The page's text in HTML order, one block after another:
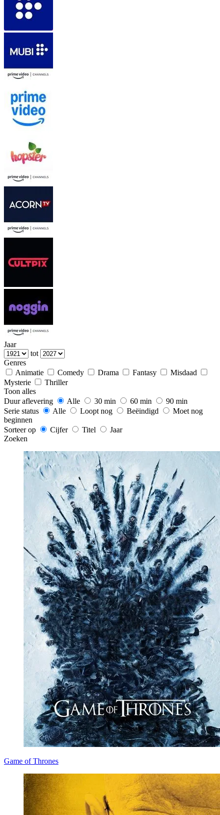
Jaar
tot
Genres
Animatie
Comedy Drama Fantasy
Misdaad
Mysterie
Thriller
Toon alles
Duur aflevering
Alle 30 min 60 min
90 min
Serie status
Alle Loopt nog Beëindigd
Moet nog
beginnen
Sorteer op
Cijfer Titel
Jaar
Zoeken
Game of Thrones